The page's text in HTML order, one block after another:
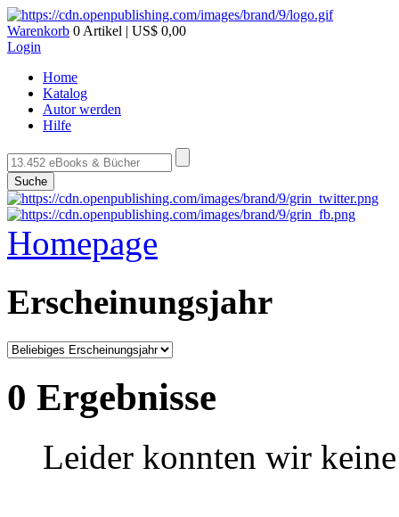
Warenkorb 0 Artikel | US$ 0,00
Login
Home
Katalog
Autor werden
Hilfe
Suche
Homepage
Erscheinungsjahr
0 Ergebnisse
Leider konnten wir